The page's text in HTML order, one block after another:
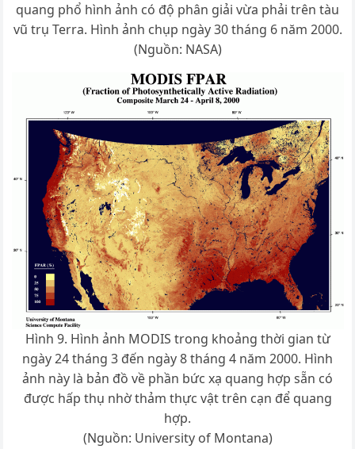
quang phổ hình ảnh có độ phân giải vừa phải trên tàu
vũ trụ Terra. Hình ảnh chụp ngày 30 tháng 6 năm 2000.
(Nguồn: NASA)
Hình 9. Hình ảnh MODIS trong khoảng thời gian từ
ngày 24 tháng 3 đến ngày 8 tháng 4 năm 2000. Hình
ảnh này là bản đồ về phần bức xạ quang hợp sẵn có
được hấp thụ nhờ thảm thực vật trên cạn để quang
hợp.
(Nguồn: University of Montana)